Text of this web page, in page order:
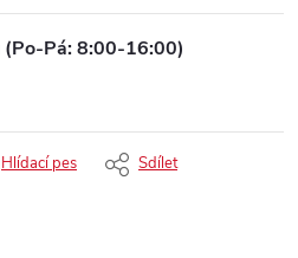
Pá: 8:00-16:00)
Hlídací pes Sdílet